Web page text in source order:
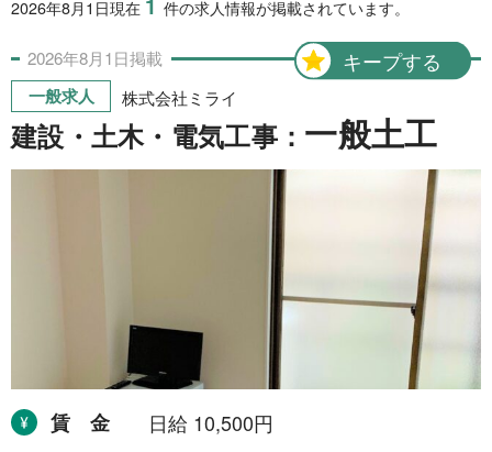
6ヶ月間 6件
1年間 2件
令和8年9月30日まで 1件
1件
1件
2件
期間の定めなし 31件
職種から探す
2026年8月1日現在 1 件の求人情報が掲載されています。
キープする
2026年8月1日掲載
一般求人 株式会社ミライ
建設・土木・電気工事： 一般土工
賃金
日給 10,500円